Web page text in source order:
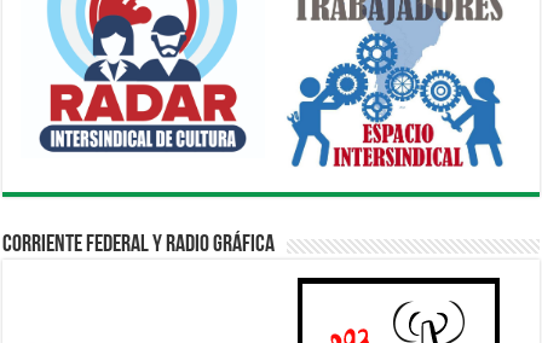
Corriente Federal y Radio Gráfica